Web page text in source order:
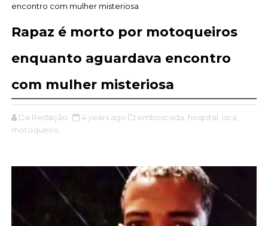
encontro com mulher misteriosa
Rapaz é morto por motoqueiros
enquanto aguardava encontro
com mulher misteriosa
Da Redação 4 years ago emboscada, hospital, isca,
motoqueiro,